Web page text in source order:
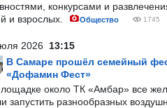
конкурсами и
и взрослых.
Общество 1745
2026 13:15
В Самаре прошёл семейный
«Дофамин Фест»
около ТК «Амбар» все
запустить разнообразных